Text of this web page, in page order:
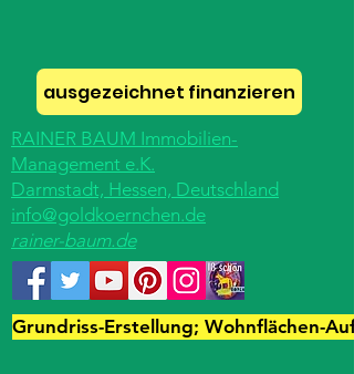
ausgezeichnet finanzieren
RAINER BAUM Immobilien-
Management e.K.
Darmstadt, Hessen, Deutschland
info@goldkoernchen.de
rainer-baum.de
Grundriss-Erstellung; Wohnflächen-